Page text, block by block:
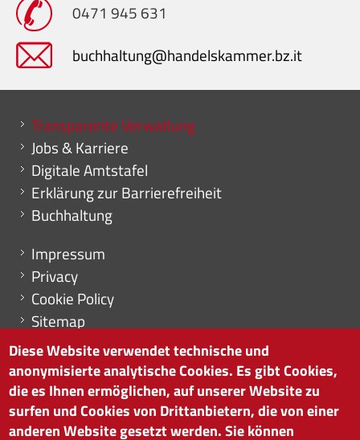
0471 945 631
buchhaltung@handelskammer.bz.it
Mini menu di servizio
Transparente Verwaltung
Jobs & Karriere
Digitale Amtstafel
Erklärung zur Barrierefreiheit
Buchhaltung
Menu footer
Impressum
Privacy
Cookie Policy
Sitemap
Cookie-Einstellungen
HANDELSKAMMER BOZEN
Diese Website verwendet technische und
anonymisierte analytische Cookies. Es gibt Cookies,
die es Ihnen ermöglichen, auf unserer Website zu
surfen und Cookies von Drittanbietern, die von einer
anderen Website gesetzt werden. Sie können